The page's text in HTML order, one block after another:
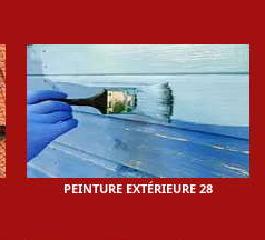
PEINTURE EXTÉRIEURE 28